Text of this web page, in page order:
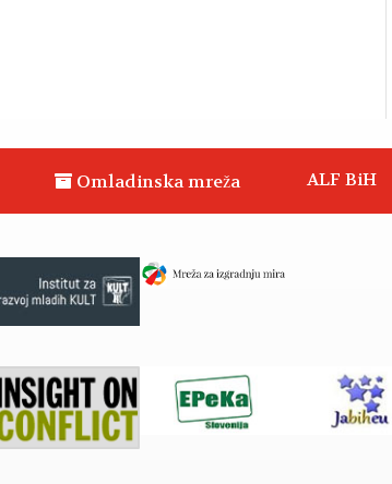
Omladinska mreža ALF BiH